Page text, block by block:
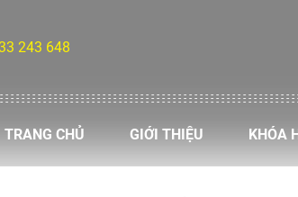
243 648
TRANG CHỦ GIỚI THIỆU KHÓA